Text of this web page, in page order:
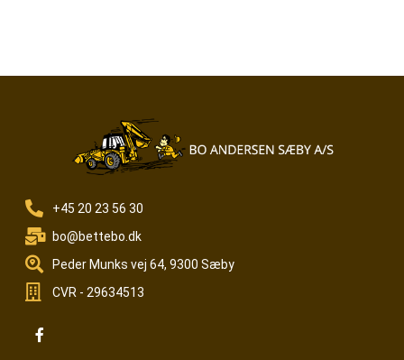
+45 20 23 56 30
bo@bettebo.dk
Peder Munks vej 64, 9300 Sæby
CVR - 29634513